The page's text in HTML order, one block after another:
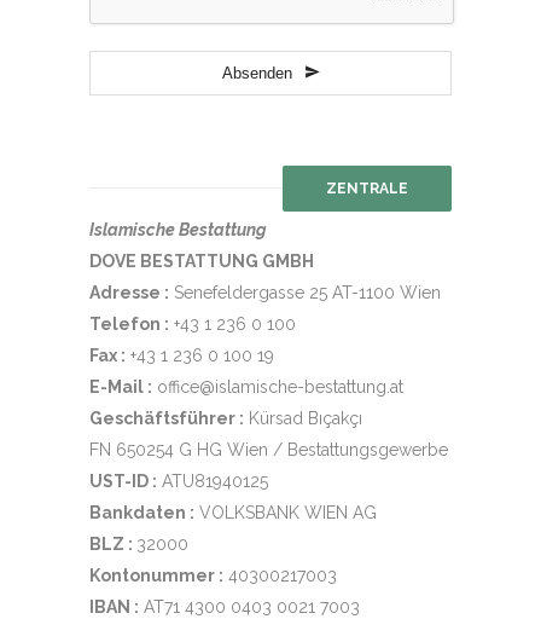
Absenden
ZENTRALE
Islamische Bestattung
DOVE BESTATTUNG GMBH
Adresse : Senefeldergasse 25 AT-1100 Wien
Telefon : +43 1 236 0 100
Fax : +43 1 236 0 100 19
E-Mail : office@islamische-bestattung.at
Geschäftsführer : Kürsad Bıçakçı
FN 650254 G HG Wien / Bestattungsgewerbe
UST-ID : ATU81940125
Bankdaten : VOLKSBANK WIEN AG
BLZ : 32000
Kontonummer : 40300217003
IBAN : AT71 4300 0403 0021 7003